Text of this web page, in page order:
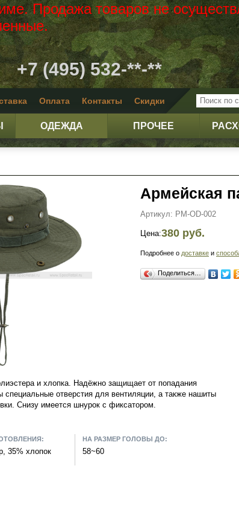
Продажа товаров не
+7 (495) 532-**-**
Оплата Контакты Скидки
ОДЕЖДА ПРОЧЕЕ
Армейская
Артикул: PM-OD-002
Цена:380 руб.
Подробнее о доставке и
Поделиться…
и хлопка. Надёжно защищает от попадания
отверстия для вентиляции, а также нашиты
Снизу имеется шнурок с фиксатором.
35% хлопок
НА РАЗМЕР ГОЛОВЫ ДО:
58~60